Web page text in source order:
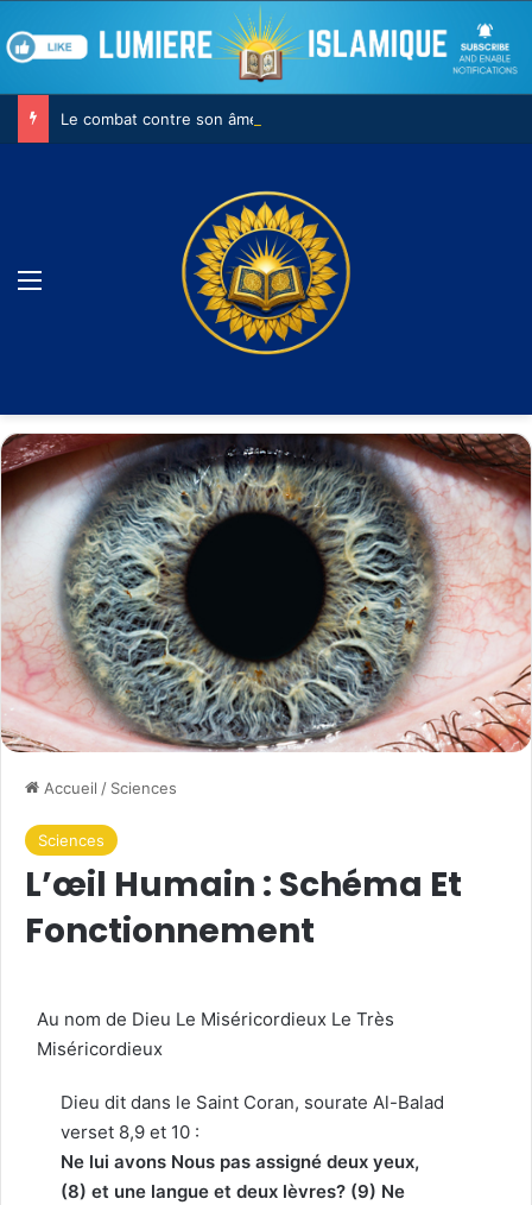
Le combat contre son âme
Accueil / Sciences
Sciences
L’œil Humain : Schéma Et
Fonctionnement
Au nom de Dieu Le Miséricordieux Le Très
Miséricordieux
Dieu dit dans le Saint Coran, sourate Al-Balad
verset 8,9 et 10 :
Ne lui avons Nous pas assigné deux yeux,
(8) et une langue et deux lèvres? (9) Ne